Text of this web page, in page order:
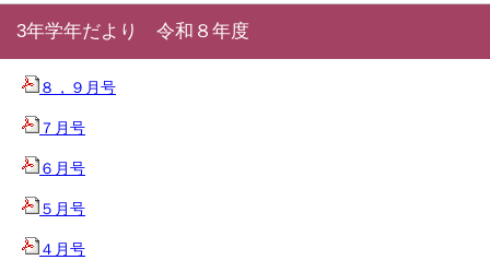
3年学年だより 令和８年度
８，９月号
７月号
６月号
５月号
４月号